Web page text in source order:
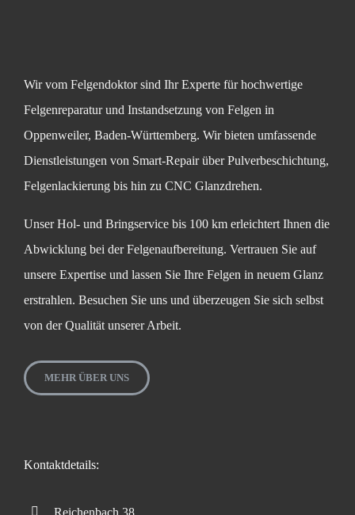
Wir vom Felgendoktor sind Ihr Experte für hochwertige
Felgenreparatur und Instandsetzung von Felgen in
Oppenweiler, Baden-Württemberg. Wir bieten umfassende
Dienstleistungen von Smart-Repair über Pulverbeschichtung,
Felgenlackierung bis hin zu CNC Glanzdrehen.
Unser Hol- und Bringservice bis 100 km erleichtert Ihnen die
Abwicklung bei der Felgenaufbereitung. Vertrauen Sie auf
unsere Expertise und lassen Sie Ihre Felgen in neuem Glanz
erstrahlen. Besuchen Sie uns und überzeugen Sie sich selbst
von der Qualität unserer Arbeit.
MEHR ÜBER UNS
Kontaktdetails:
Reichenbach 38